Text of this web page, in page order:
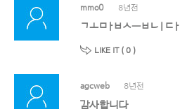
mmo0 8년전
ㄱㅗㅁㅏㅂㅅㅡㅂㄴㅣㄷㅏ
LIKE IT ( 0 )
agcweb 8년전
감사합니다